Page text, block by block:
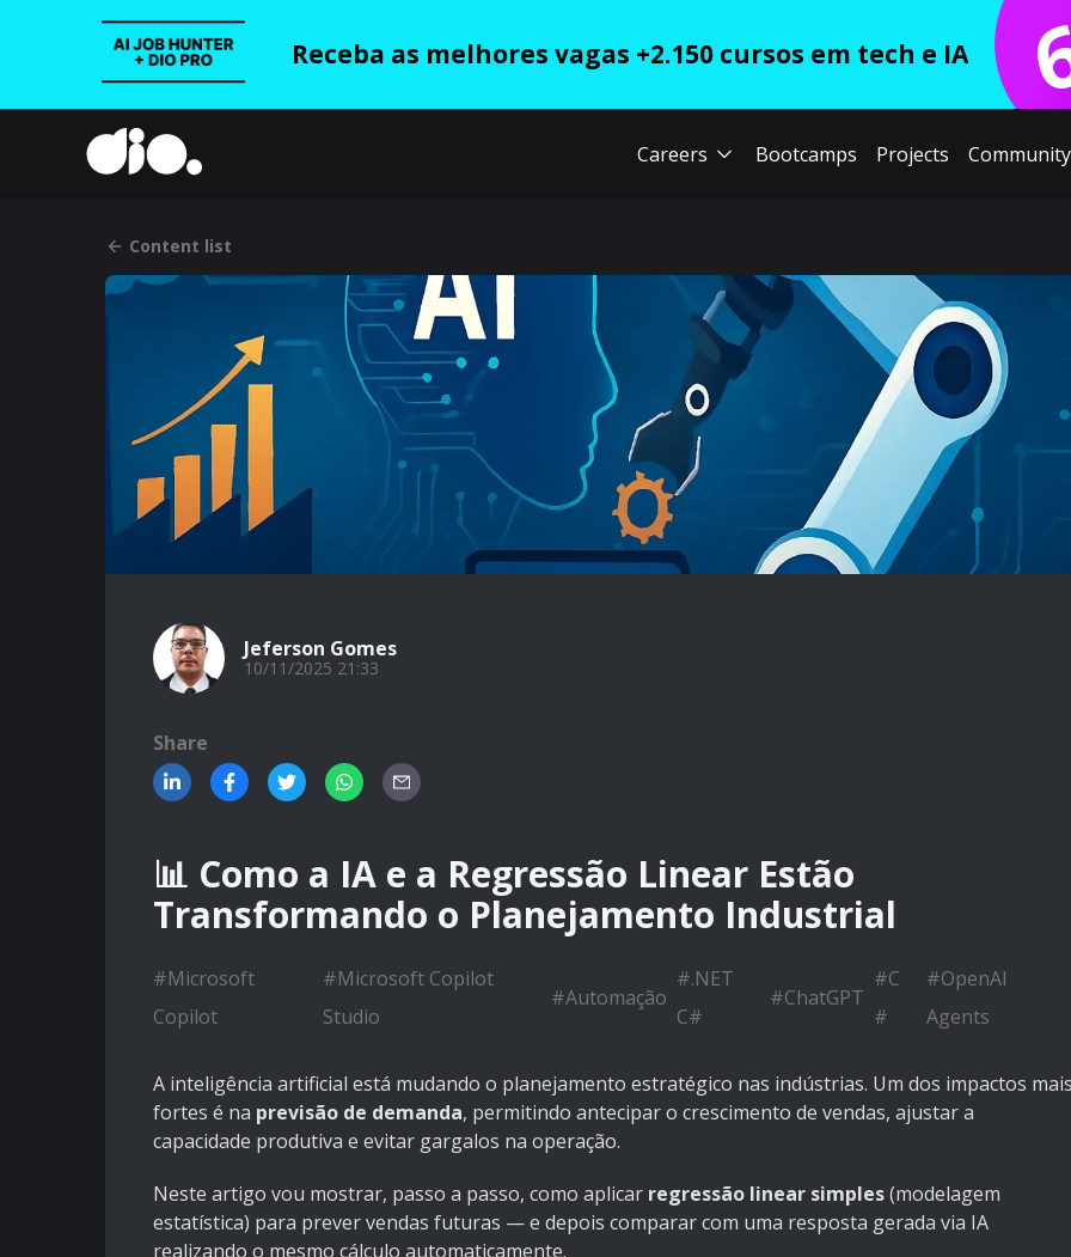
Receba as melhores vagas +2.150 cursos em tech e IA
Careers Bootcamps Projects Community
Content list
Jeferson Gomes
10/11/2025 21:33
Share
📊 Como a IA e a Regressão Linear Estão
Transformando o Planejamento Industrial
#Microsoft
Copilot
#Microsoft Copilot
Studio
#Automação
#.NET
C#
#ChatGPT
#C
#
#OpenAI
Agents
A inteligência artificial está mudando o planejamento estratégico nas indústrias. Um dos impactos
fortes é na previsão de demanda, permitindo antecipar o crescimento de vendas, ajustar a
capacidade produtiva e evitar gargalos na operação.
Neste artigo vou mostrar, passo a passo, como aplicar regressão linear simples(modelagem
estatística) para prever vendas futuras — e depois comparar com uma resposta gerada via IA
realizando o mesmo cálculo automaticamente.